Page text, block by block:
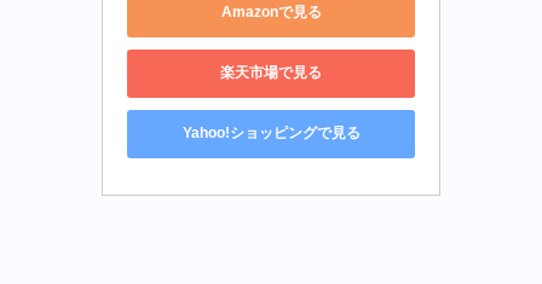
Amazonで見る
楽天市場で見る
Yahoo!ショッピングで見る